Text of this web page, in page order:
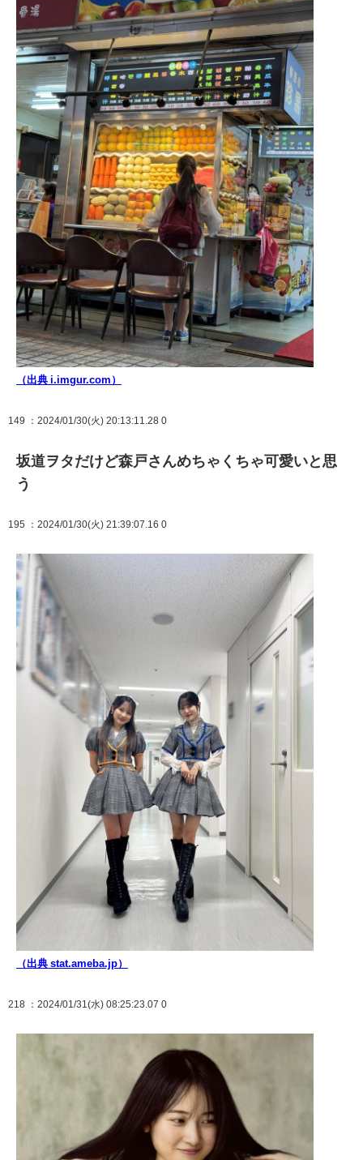
（出典 i.imgur.com）
149 ：2024/01/30(火) 20:13:11.28 0
坂道ヲタだけど森戸さんめちゃくちゃ可愛いと思
う
195 ：2024/01/30(火) 21:39:07.16 0
（出典 stat.ameba.jp）
218 ：2024/01/31(水) 08:25:23.07 0